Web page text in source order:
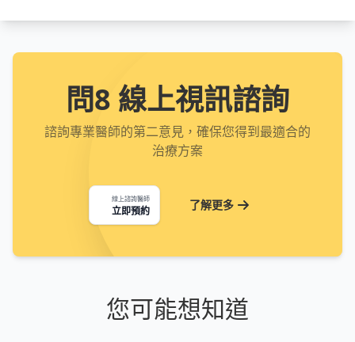
問8 線上視訊諮詢
諮詢專業醫師的第二意見，確保您得到最適合的
治療方案
線上諮詢醫師
立即預約 了解更多
您可能想知道